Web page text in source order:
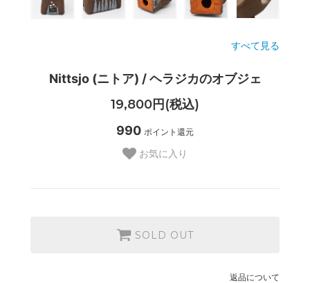
すべて見る
Nittsjo (ニトア) / ヘラジカのオブジェ
19,800円(税込)
990 ポイント還元
お気に入り
SOLD OUT
返品について